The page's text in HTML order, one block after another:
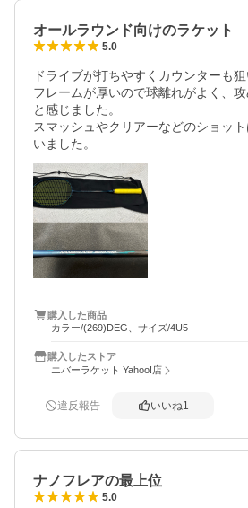
オールラウンド向けのラケット
5.0
ドライブが打ちやすくカウンターも狙
フレームが厚いので球離れがよく、
と感じました。
スマッシュやクリアーなどのショッ
いました。
購入した商品
カラー/(269)DEG、サイズ/4U5
購入したストア
エバーラケット Yahoo!店
違反報告 いいね1
ナノフレアの最上位
5.0